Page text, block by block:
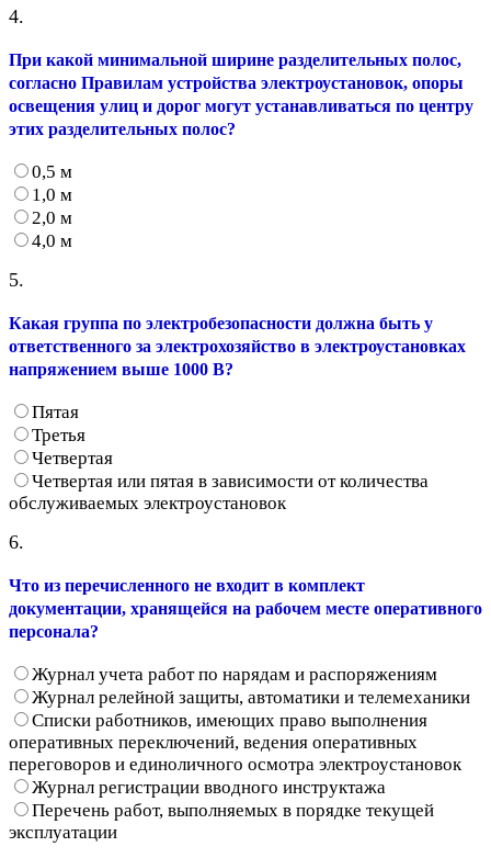
4.
При какой минимальной ширине разделительных полос,
согласно Правилам устройства электроустановок, опоры
освещения улиц и дорог могут устанавливаться по центру
этих разделительных полос?
0,5 м
1,0 м
2,0 м
4,0 м
5.
Какая группа по электробезопасности должна быть у
ответственного за электрохозяйство в электроустановках
напряжением выше 1000 В?
Пятая
Третья
Четвертая
Четвертая или пятая в зависимости от количества
обслуживаемых электроустановок
6.
Что из перечисленного не входит в комплект
документации, хранящейся на рабочем месте оперативного
персонала?
Журнал учета работ по нарядам и распоряжениям
Журнал релейной защиты, автоматики и телемеханики
Списки работников, имеющих право выполнения
оперативных переключений, ведения оперативных
переговоров и единоличного осмотра электроустановок
Журнал регистрации вводного инструктажа
Перечень работ, выполняемых в порядке текущей
эксплуатации